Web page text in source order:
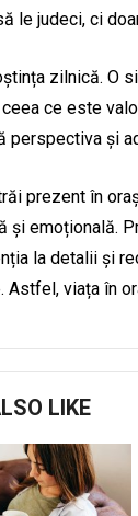
le judeci, ci
zilnică. O
ce este
perspectiva și
prezent în
și emoțională.
la detalii și
Astfel, viața în
LIKE